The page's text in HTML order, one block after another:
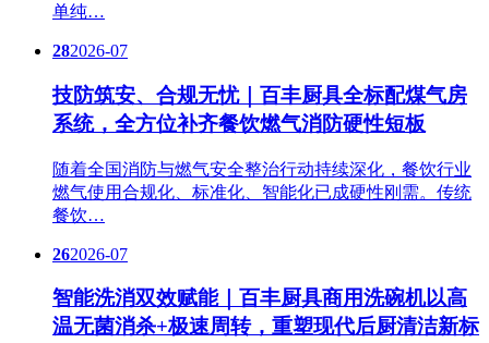
单纯…
282026-07
技防筑安、合规无忧｜百丰厨具全标配煤气房
系统，全方位补齐餐饮燃气消防硬性短板
随着全国消防与燃气安全整治行动持续深化，餐饮行业
燃气使用合规化、标准化、智能化已成硬性刚需。传统
餐饮…
262026-07
智能洗消双效赋能｜百丰厨具商用洗碗机以高
温无菌消杀+极速周转，重塑现代后厨清洁新标